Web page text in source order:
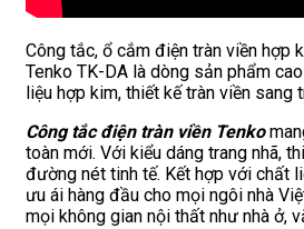
Công tắc, ổ cắm điện tràn viền hợp
Tenko TK-DA là dòng sản phẩm
liệu hợp kim, thiết kế tràn viền sang
Công tắc điện tràn viền Tenko
toàn mới. Với kiểu dáng trang nhã,
đường nét tinh tế. Kết hợp với chất
ưu ái hàng đầu cho mọi ngôi nhà
mọi không gian nội thất như nhà ở,